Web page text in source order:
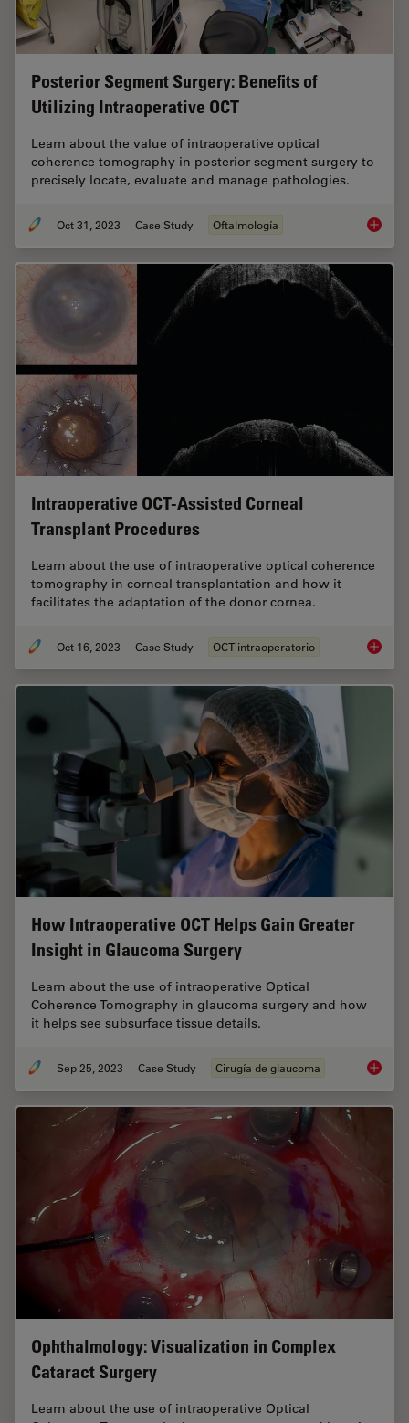
Posterior Segment Surgery: Benefits of
Utilizing Intraoperative OCT
Learn about the value of intraoperative optical
coherence tomography in posterior segment surgery to
precisely locate, evaluate and manage pathologies.
Oct 31, 2023 Case Study Oftalmología
Intraoperative OCT-Assisted Corneal
Transplant Procedures
Learn about the use of intraoperative optical coherence
tomography in corneal transplantation and how it
facilitates the adaptation of the donor cornea.
Oct 16, 2023 Case Study OCT intraoperatorio
How Intraoperative OCT Helps Gain Greater
Insight in Glaucoma Surgery
Learn about the use of intraoperative Optical
Coherence Tomography in glaucoma surgery and how
it helps see subsurface tissue details.
Sep 25, 2023 Case Study Cirugía de glaucoma How
Ophthalmology: Visualization in Complex
Cataract Surgery
Learn about the use of intraoperative Optical